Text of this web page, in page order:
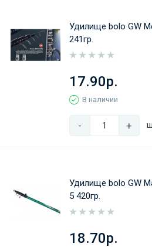
Удилище bolo GW
241гр.
17.90р.
В наличии
- +
Удилище bolo GW
5 420гр.
18.70р.